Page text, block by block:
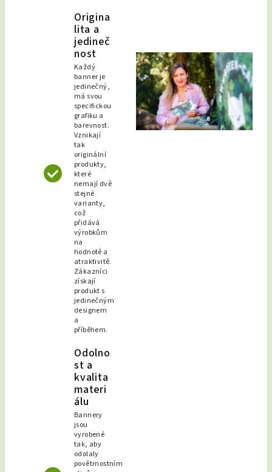
Origina
lita a
jedineč
nost
Každý
banner je
jedinečný,
má svou
specifickou
grafiku a
barevnost.
Vznikají
tak
originální
produkty,
které
nemají dvě
stejné
varianty,
což
přidává
výrobkům
na
hodnotě a
atraktivitě.
Zákazníci
získají
produkt s
jedinečným
designem
a
příběhem.
Odolno
st a
kvalita
materi
álu
Bannery
jsou
vyrobené
tak, aby
odolaly
povětrnostním